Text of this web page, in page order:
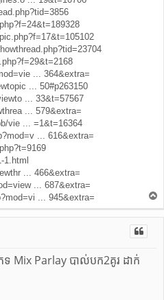
... 364&extra=
... 50#p263150
... 33&t=57567
... 579&extra=
vie ... =1&t=16364
... 616&extra=
1.html
... 466&extra=
... 687&extra=
... 945&extra=
o
p
Mix Parlay បាល់បក2គូរ ដាក់